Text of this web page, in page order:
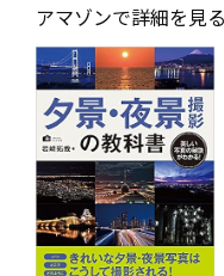
アマゾンで詳細を見る